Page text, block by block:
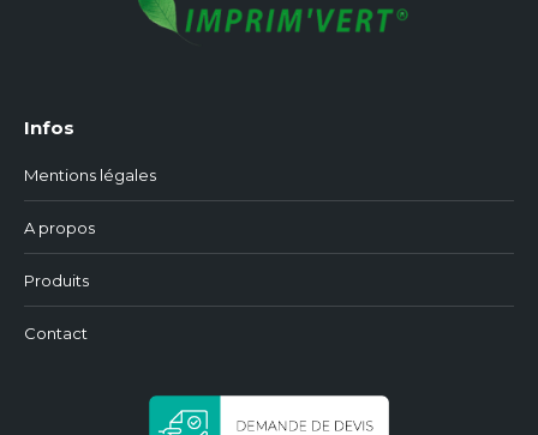
Infos
Mentions légales
A propos
Produits
Contact